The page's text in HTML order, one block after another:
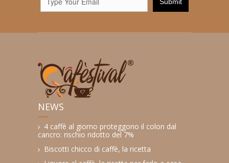
NEWS
4 caffè al giorno proteggono il colon dal
cancro: rischio ridotto del 7%
Biscotti chicco di caffè, la ricetta